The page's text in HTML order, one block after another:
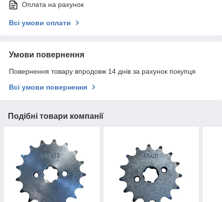
Оплата на рахунок
Всі умови оплати
Умови повернення
Повернення товару впродовж 14 днів за рахунок покупця
Всі умови повернення
Подібні товари компанії